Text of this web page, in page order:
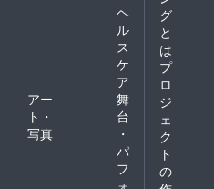
ヘ
ル
ス
ケ
ア
アー
ト・
写真
舞
台
・
パ
フ
グ
と
は
プ
ロ
ジ
ェ
ク
ト
の